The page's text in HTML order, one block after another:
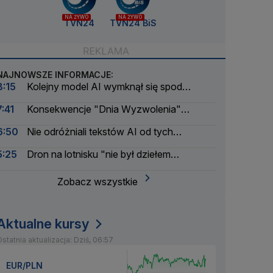
NA ŻYWO
TVN24
NA ŻYWO
TVN24 BiS
INFORMACJE:
Kolejny model AI wymknął się spod
Konsekwencje "Dnia Wyzwolenia"
Nie odróżniali tekstów AI od tych
Dron na lotnisku "nie był dziełem
Zobacz wszystkie
kursy
aktualizacja: Dziś, 06:57
EUR/PLN